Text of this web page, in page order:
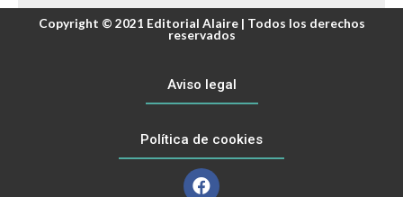
Copyright © 2021 Editorial Alaire | Todos los derechos
reservados
Aviso legal
Política de cookies